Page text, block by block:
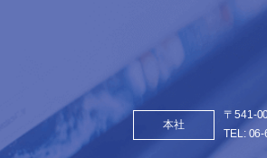
本社
〒541-
TEL: 06-